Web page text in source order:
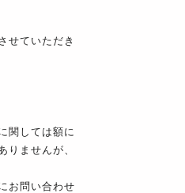
せていただき
関しては額に
りませんが、
お問い合わせ